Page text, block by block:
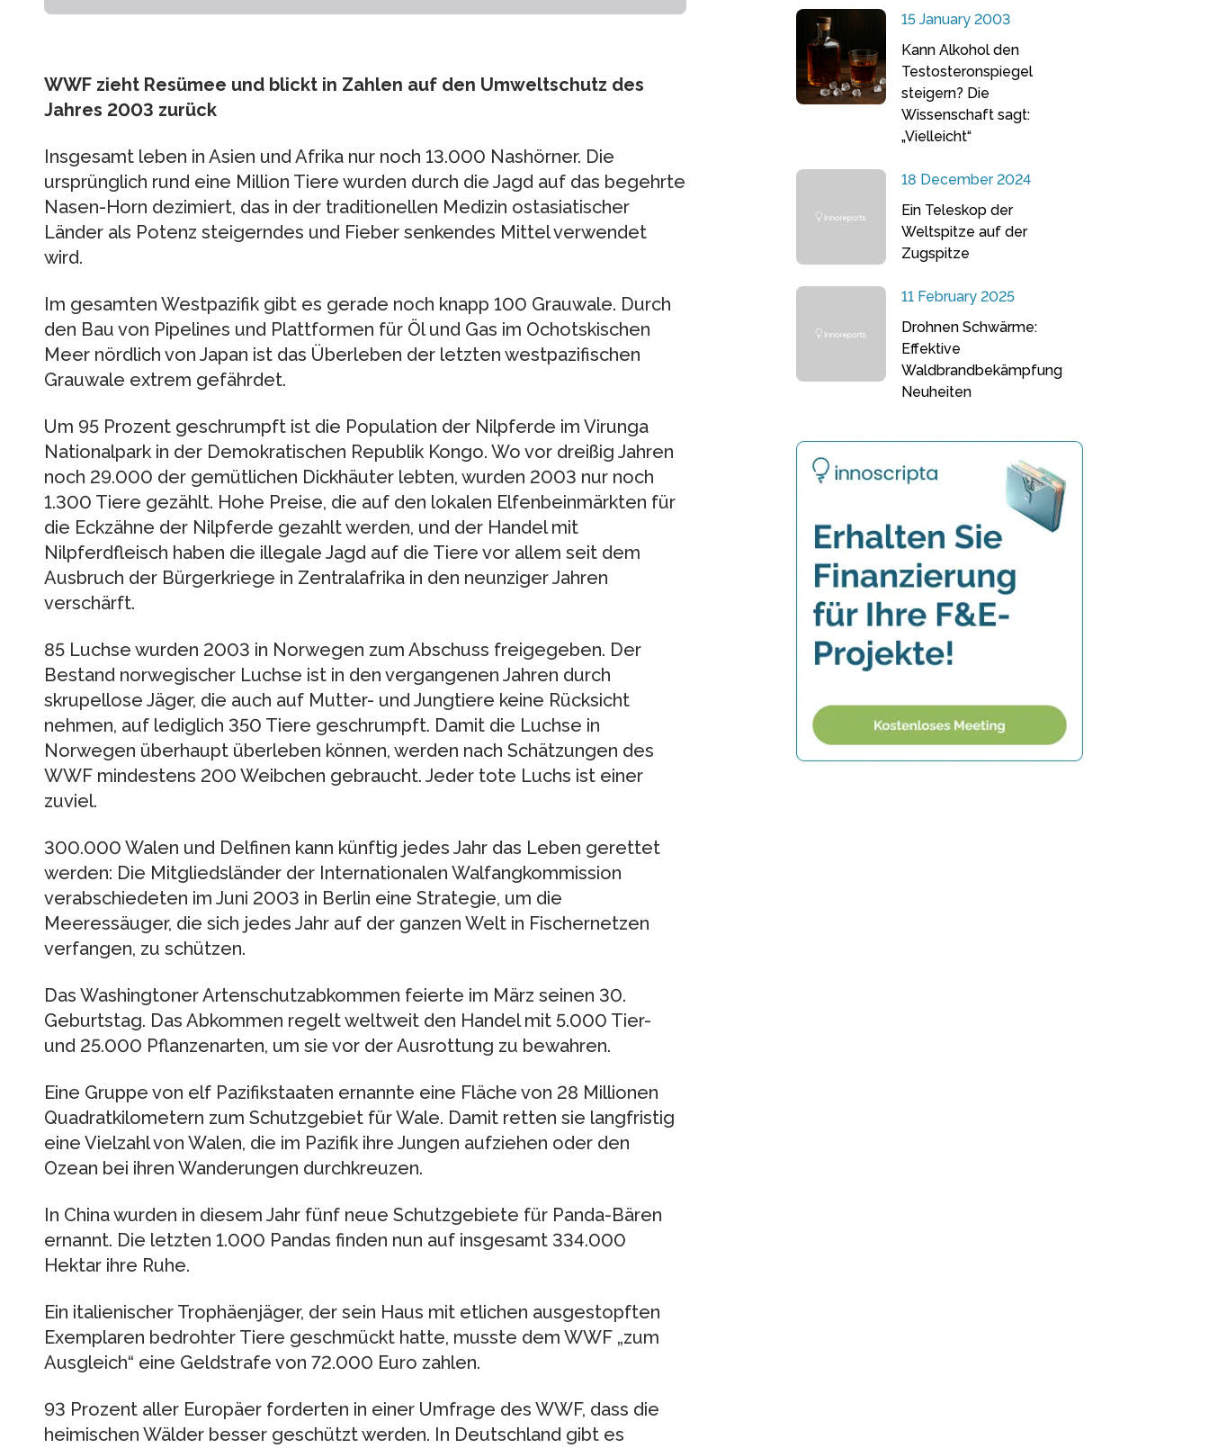
WWF zieht Resümee und blickt in Zahlen auf den Umweltschutz des
Jahres 2003 zurück
Insgesamt leben in Asien und Afrika nur noch 13.000 Nashörner. Die
ursprünglich rund eine Million Tiere wurden durch die Jagd auf das begehrte
Nasen-Horn dezimiert, das in der traditionellen Medizin ostasiatischer
Länder als Potenz steigerndes und Fieber senkendes Mittel verwendet
wird.
Im gesamten Westpazifik gibt es gerade noch knapp 100 Grauwale. Durch
den Bau von Pipelines und Plattformen für Öl und Gas im Ochotskischen
Meer nördlich von Japan ist das Überleben der letzten westpazifischen
Grauwale extrem gefährdet.
Um 95 Prozent geschrumpft ist die Population der Nilpferde im Virunga
Nationalpark in der Demokratischen Republik Kongo. Wo vor dreißig Jahren
noch 29.000 der gemütlichen Dickhäuter lebten, wurden 2003 nur noch
1.300 Tiere gezählt. Hohe Preise, die auf den lokalen Elfenbeinmärkten für
die Eckzähne der Nilpferde gezahlt werden, und der Handel mit
Nilpferdfleisch haben die illegale Jagd auf die Tiere vor allem seit dem
Ausbruch der Bürgerkriege in Zentralafrika in den neunziger Jahren
verschärft.
85 Luchse wurden 2003 in Norwegen zum Abschuss freigegeben. Der
Bestand norwegischer Luchse ist in den vergangenen Jahren durch
skrupellose Jäger, die auch auf Mutter- und Jungtiere keine Rücksicht
nehmen, auf lediglich 350 Tiere geschrumpft. Damit die Luchse in
Norwegen überhaupt überleben können, werden nach Schätzungen des
WWF mindestens 200 Weibchen gebraucht. Jeder tote Luchs ist einer
zuviel.
300.000 Walen und Delfinen kann künftig jedes Jahr das Leben gerettet
werden: Die Mitgliedsländer der Internationalen Walfangkommission
verabschiedeten im Juni 2003 in Berlin eine Strategie, um die
Meeressäuger, die sich jedes Jahr auf der ganzen Welt in Fischernetzen
verfangen, zu schützen.
Das Washingtoner Artenschutzabkommen feierte im März seinen 30.
Geburtstag. Das Abkommen regelt weltweit den Handel mit 5.000 Tier-
und 25.000 Pflanzenarten, um sie vor der Ausrottung zu bewahren.
Eine Gruppe von elf Pazifikstaaten ernannte eine Fläche von 28 Millionen
Quadratkilometern zum Schutzgebiet für Wale. Damit retten sie langfristig
eine Vielzahl von Walen, die im Pazifik ihre Jungen aufziehen oder den
Ozean bei ihren Wanderungen durchkreuzen.
In China wurden in diesem Jahr fünf neue Schutzgebiete für Panda-Bären
ernannt. Die letzten 1.000 Pandas finden nun auf insgesamt 334.000
Hektar ihre Ruhe.
Ein italienischer Trophäenjäger, der sein Haus mit etlichen ausgestopften
Exemplaren bedrohter Tiere geschmückt hatte, musste dem WWF „zum
Ausgleich“ eine Geldstrafe von 72.000 Euro zahlen.
93 Prozent aller Europäer forderten in einer Umfrage des WWF, dass die
heimischen Wälder besser geschützt werden. In Deutschland gibt es
15 January 2003
Kann Alkohol den
Testosteronspiegel
steigern? Die
Wissenschaft sagt:
„Vielleicht“
18 December 2024
Ein Teleskop der
Weltspitze auf der
Zugspitze
11 February 2025
Drohnen Schwärme:
Effektive
Waldbrandbekämpfung
Neuheiten